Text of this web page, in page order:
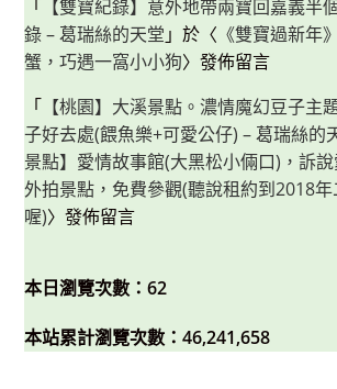
「 【雙寶紀錄】意外地帶兩寶回嘉義半
錄 – 葛瑞絲的天堂 」於〈 《雙寶過新年
蟹，巧遇一窩小小狗〉發佈留言
「 【桃園】大溪景點。濃情魔幻豆子主
子好去處(餵魚樂+可愛公仔) – 葛瑞絲的
景點】愛情故事館(大黑松小倆口)，訴
外拍景點，免費參觀(聽說租約到2018
喔)〉發佈留言
本日瀏覽次數：62
本站累計瀏覽次數：46,241,658